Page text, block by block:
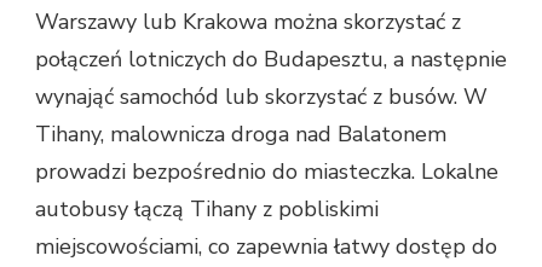
Warszawy lub Krakowa można skorzystać z
połączeń lotniczych do Budapesztu, a następnie
wynająć samochód lub skorzystać z busów. W
Tihany, malownicza droga nad Balatonem
prowadzi bezpośrednio do miasteczka. Lokalne
autobusy łączą Tihany z pobliskimi
miejscowościami, co zapewnia łatwy dostęp do